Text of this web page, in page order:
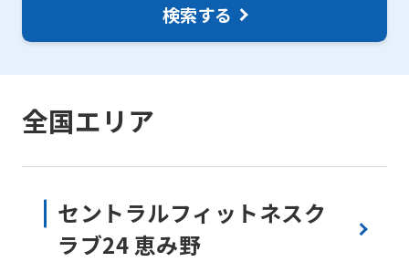
検索する
全国エリア
セントラルフィットネスク
ラブ24 恵み野